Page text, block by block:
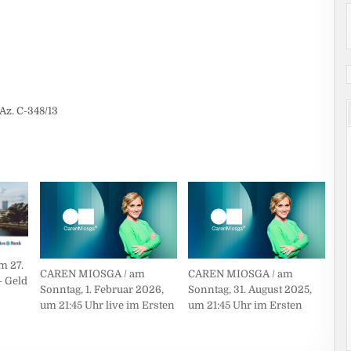
C-348/13
27.
Geld
CAREN MIOSGA / am
Sonntag, 1. Februar 2026,
um 21:45 Uhr live im Ersten
CAREN MIOSGA / am
Sonntag, 31. August 2025,
um 21:45 Uhr im Ersten